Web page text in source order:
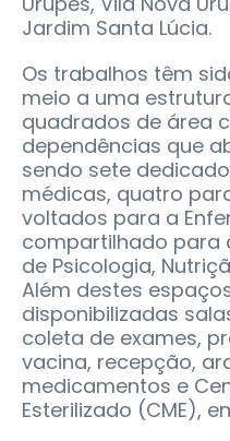
Jardim Santa Lúcia.
Os trabalhos têm
meio a uma
quadrados de área
dependências que
sendo sete
médicas, quatro
voltados para a
compartilhado para
de Psicologia,
Além destes
disponibilizadas
coleta de exames,
vacina, recepção,
medicamentos e
Esterilizado (CME),